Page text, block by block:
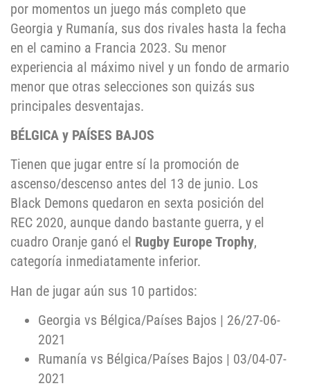
por momentos un juego más completo que
Georgia y Rumanía, sus dos rivales hasta la fecha
en el camino a Francia 2023. Su menor
experiencia al máximo nivel y un fondo de armario
menor que otras selecciones son quizás sus
principales desventajas.
BÉLGICA y PAÍSES BAJOS
Tienen que jugar entre sí la promoción de
ascenso/descenso antes del 13 de junio. Los
Black Demons quedaron en sexta posición del
REC 2020, aunque dando bastante guerra, y el
cuadro Oranje ganó el Rugby Europe Trophy,
categoría inmediatamente inferior.
Han de jugar aún sus 10 partidos:
Georgia vs Bélgica/Países Bajos | 26/27-06-
2021
Rumanía vs Bélgica/Países Bajos | 03/04-07-
2021